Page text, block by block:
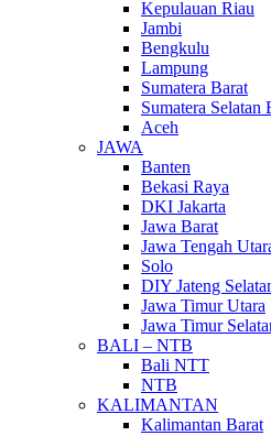
Kepulauan Riau
Jambi
Bengkulu
Lampung
Sumatera Barat
Sumatera
Aceh
JAWA
Banten
Bekasi Raya
DKI Jakarta
Jawa Barat
Jawa Tengah
Solo
DIY Jateng
Jawa Timur Utara
Jawa Timur
BALI – NTB
Bali NTT
NTB
KALIMANTAN
Kalimantan Barat